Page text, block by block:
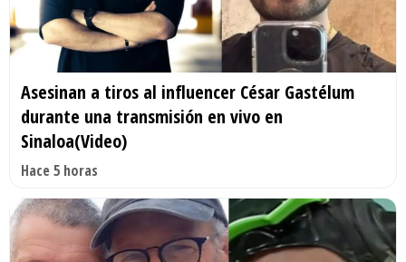
Asesinan a tiros al influencer César Gastélum
durante una transmisión en vivo en
Sinaloa(Video)
Hace 5 horas